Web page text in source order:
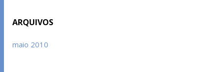
ARQUIVOS
maio 2010